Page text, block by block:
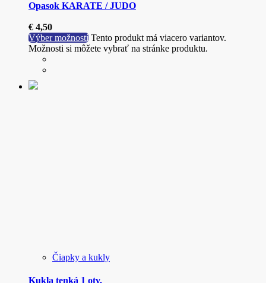
Opasok KARATE / JUDO
€ 4,50
Výber možností Tento produkt má viacero variantov.
Možnosti si môžete vybrať na stránke produktu.
Čiapky a kukly
Kukla tenká 1 otv.